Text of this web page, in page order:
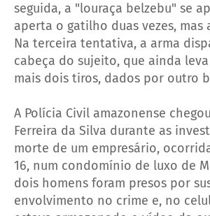
seguida, a "louraça belzebu" se
aperta o gatilho duas vezes, mas
Na terceira tentativa, a arma
cabeça do sujeito, que ainda
mais dois tiros, dados por outro
A Polícia Civil amazonense
Ferreira da Silva durante as
morte de um empresário,
16, num condomínio de luxo de
dois homens foram presos por
envolvimento no crime e, no